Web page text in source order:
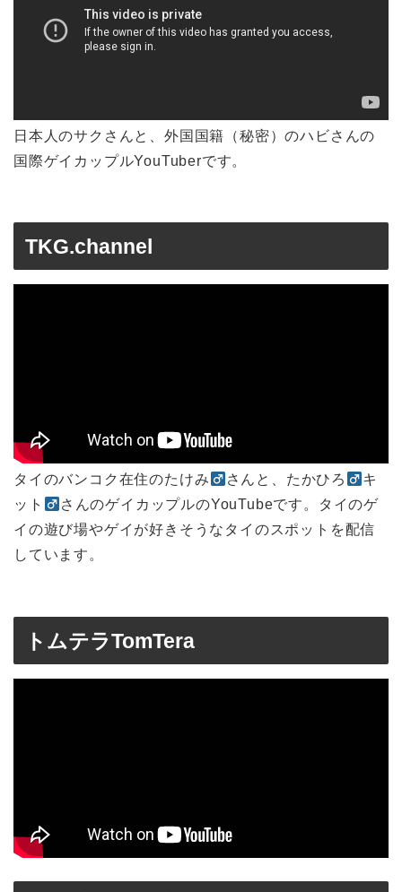
日本人のサクさんと、外国国籍（秘密）のハビさんの
国際ゲイカップルYouTuberです。
TKG.channel
タイのバンコク在住のたけみ さんと、たかひろ
キ
ット
さんのゲイカップルのYouTubeです。タイのゲ
イの遊び場やゲイが好きそうなタイのスポットを配信
しています。
トムテラTomTera